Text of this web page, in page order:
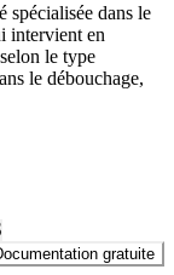
spécialisée dans le
intervient en
le type
le débouchage,
gratuite